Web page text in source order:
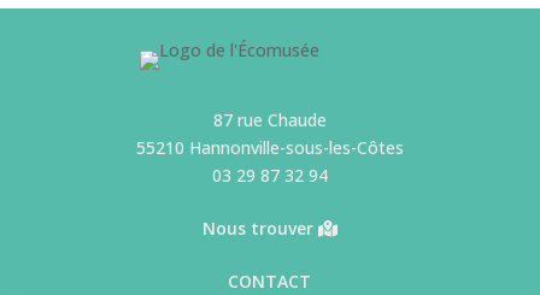
87 rue Chaude
55210 Hannonville-sous-les-Côtes
03 29 87 32 94
Nous trouver
CONTACT